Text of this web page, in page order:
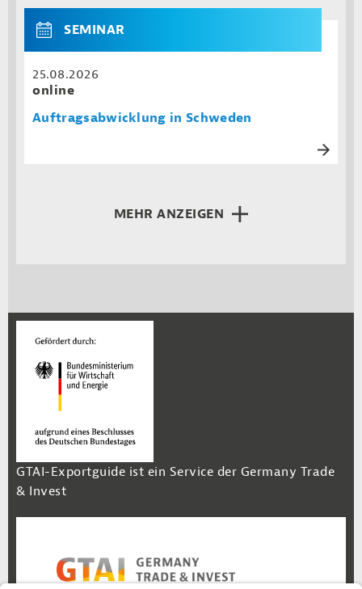
SEMINAR
25.08.2026
online
Auftragsabwicklung in Schweden
MEHR ANZEIGEN
GTAI-Exportguide ist ein Service der Germany Trade
& Invest